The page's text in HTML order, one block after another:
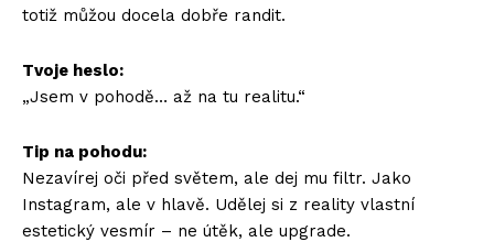
totiž můžou docela dobře randit.
Tvoje heslo:
„Jsem v pohodě… až na tu realitu.“
Tip na pohodu:
Nezavírej oči před světem, ale dej mu filtr. Jako
Instagram, ale v hlavě. Udělej si z reality vlastní
estetický vesmír – ne útěk, ale upgrade.